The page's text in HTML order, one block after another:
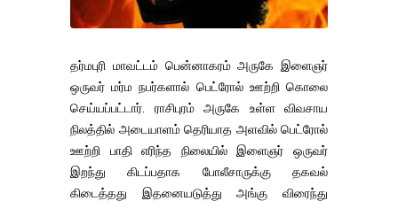
தர்மபுரி மாவட்டம் பென்னாகரம் அருகே இளைஞர்
ஒருவர் மர்ம நபர்களால் பெட்ரோல் ஊற்றி கொலை
செய்யப்பட்டார். ராசிபுரம் அருகே உள்ள விவசாய
நிலத்தில் அடையாளம் தெரியாத அளவில் பெட்ரோல்
ஊற்றி பாதி எரிந்த நிலையில் இளைஞர் ஒருவர்
இறந்து கிடப்பதாக போலீசாருக்கு தகவல்
கிடைத்தது இதனையடுத்து அங்கு விரைந்து